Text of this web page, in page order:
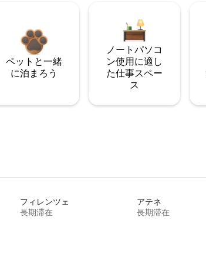
ペットと一緒
に泊まろう
ノートパソコ
ン使用に適し
た仕事スペー
ス
フィレンツェ
長期滞在
アテネ
長期滞在